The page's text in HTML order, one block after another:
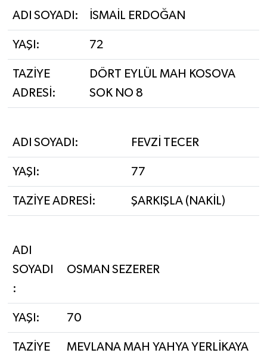
ADI SOYADI: İSMAİL ERDOĞAN
YAŞI: 72
TAZİYE
ADRESİ:
DÖRT EYLÜL MAH KOSOVA
SOK NO 8
ADI SOYADI: FEVZİ TECER
YAŞI: 77
TAZİYE ADRESİ: ŞARKIŞLA (NAKİL)
ADI
SOYADI
:
OSMAN SEZERER
YAŞI: 70
TAZİYE MEVLANA MAH YAHYA YERLİKAYA